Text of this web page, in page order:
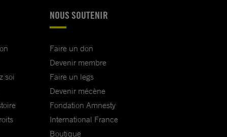
soi
NOUS SOUTENIR
Faire un don
Devenir membre
Faire un legs
Devenir mécène
Fondation Amnesty
International France
Boutique